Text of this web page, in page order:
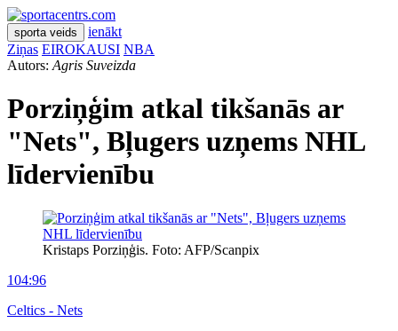
sporta veids
ienākt
Ziņas EIROKAUSI NBA
Autors: Agris Suveizda
Porziņģim atkal tikšanās ar
"Nets", Bļugers uzņems NHL
līdervienību
Kristaps Porziņģis. Foto: AFP/Scanpix
104:96
Celtics - Nets